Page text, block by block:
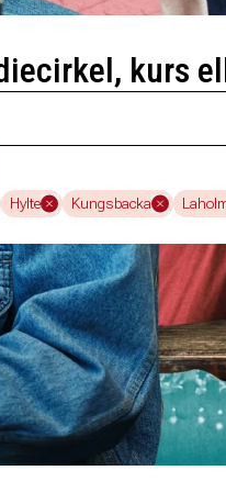
kurs
Hylte Kungsbacka